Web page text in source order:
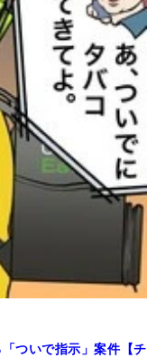
ついで指示」案件【チ